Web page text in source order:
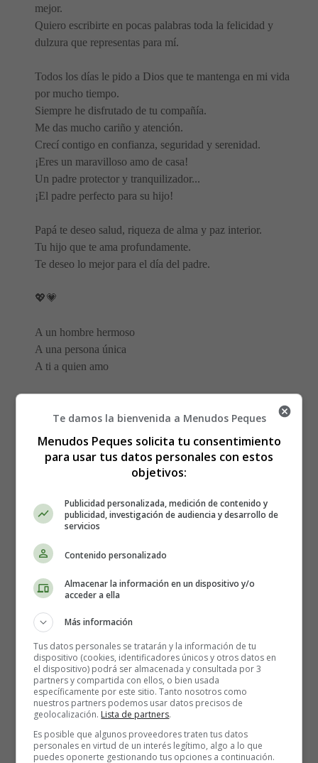
mejor.
Quiero escribirte en pocas palabras toda la felicidad y
dulzura que representas para mí.
Todos los días le pido a Dios que te mantenga en mi vida
por mucho tiempo.
Siempre he disfrutado de tu compañía.
Me das mucho cariño y atención.
Crecí contigo en confianza, seguridad y serenidad.
¡Eres un maravilloso amo de casa!
Un padre protector y tranquilizador...
¡El padre perfecto para su hijo!
Papá te deseo salud, riqueza de alma y paz interior.
Tu hijo que te ama profundamente.
Te deseo lo mejor para el día del padre.
💖💗
A un hombre hermoso
A una persona única
A ti a quien amo
todos los hitos.
El amor y la protección de un padre son faros luminosos
que guían sus pasos hacia la confianza en sí mismo.
Con motivo del Día del Padre, quiero decirte una vez
más lo mucho que te quiero y lo grande que es mi
¡Gracias por ser el hombre perfecto que eres!
¡Gracias por ser un sol en mi vida!
Te quiero papá,
¡Besos grandes llenos de amor!
Orgullosa de ser tu amada hija
PARA UN HOMBRE EXCEPCIONAL
Te damos la bienvenida a Menudos Peques
Menudos Peques solicita tu consentimiento
para usar tus datos personales con estos
objetivos:
Publicidad personalizada, medición de contenido y
publicidad, investigación de audiencia y desarrollo de
servicios
Contenido personalizado
Almacenar la información en un dispositivo y/o
acceder a ella
Más información
Tus datos personales se tratarán y la información de tu
dispositivo (cookies, identificadores únicos y otros datos en
el dispositivo) podrá ser almacenada y consultada por 3
partners y compartida con ellos, o bien usada
específicamente por este sitio. Tanto nosotros como
nuestros partners podemos usar datos precisos de
geolocalización. Lista de partners.
Es posible que algunos proveedores traten tus datos
personales en virtud de un interés legítimo, algo a lo que
puedes oponerte gestionando tus opciones a continuación.